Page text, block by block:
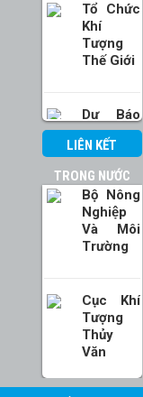
Tổ Chức
Khí
Tượng
Thế Giới
Dự Báo
Hải Quân
Mỹ
Dự Báo
Hạn Vừa
Châu Âu
LIÊN KẾT
TRONG NƯỚC
Bộ Nông
Nghiệp
Và Môi
Trường
Cục Khí
Tượng
Thủy
Văn